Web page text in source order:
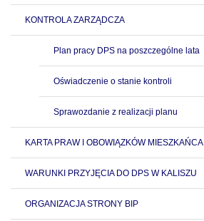
KONTROLA ZARZĄDCZA
Plan pracy DPS na poszczególne lata
Oświadczenie o stanie kontroli
Sprawozdanie z realizacji planu
KARTA PRAW I OBOWIĄZKÓW MIESZKAŃCA
WARUNKI PRZYJĘCIA DO DPS W KALISZU
ORGANIZACJA STRONY BIP